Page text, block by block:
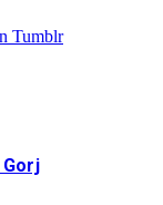
Tumblr